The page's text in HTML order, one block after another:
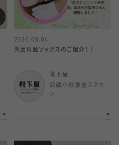
2026.08.04
外反母趾ソックスのご紹介！！
靴下屋
武蔵小杉東急スクエ
ア